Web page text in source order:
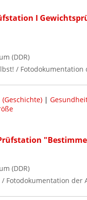
I
(DDR)
/
(Geschichte)|
(DDR)
/ Fotodokumentation der